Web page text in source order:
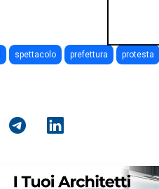
spettacolo prefettura protesta